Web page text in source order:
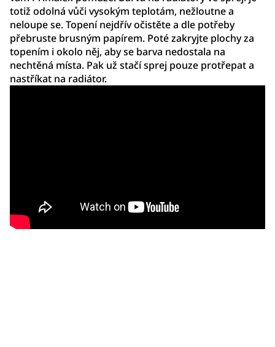
totiž odolná vůči vysokým teplotám, nežloutne a
neloupe se. Topení nejdřív očistěte a dle potřeby
přebruste brusným papírem. Poté zakryjte plochy za
topením i okolo něj, aby se barva nedostala na
nechtěná místa. Pak už stačí sprej pouze protřepat a
nastříkat na radiátor.